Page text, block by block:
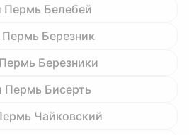
Пермь Белебей
Пермь Березник
Березники
Пермь Бисерть
Чайковский